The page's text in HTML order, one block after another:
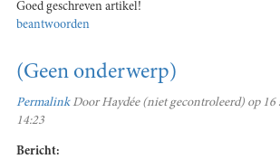
Goed geschreven artikel!
beantwoorden
(Geen onderwerp)
PermalinkDoorHaydée (niet gecontroleerd) op 16
14:23
Bericht: